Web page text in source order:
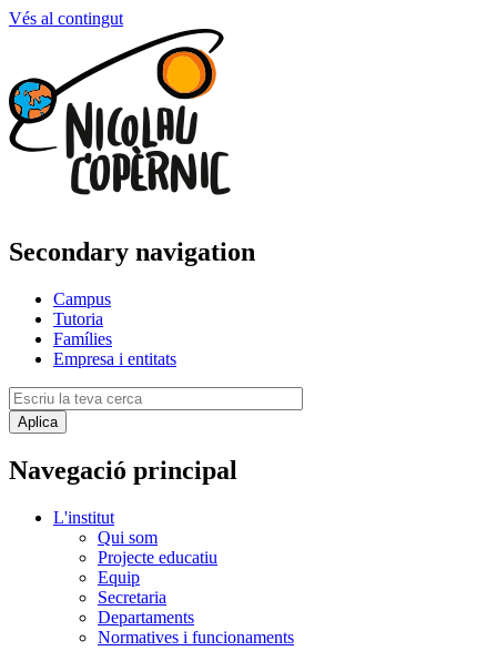
Vés al contingut
Secondary navigation
Campus
Tutoria
Famílies
Empresa i entitats
Navegació principal
L'institut
Qui som
Projecte educatiu
Equip
Secretaria
Departaments
Normatives i funcionaments